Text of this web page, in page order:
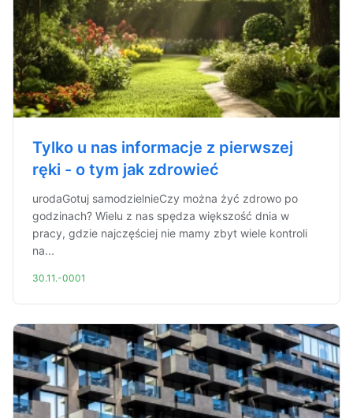
Tylko u nas informacje z pierwszej
ręki - o tym jak zdrowieć
urodaGotuj samodzielnieCzy można żyć zdrowo po
godzinach? Wielu z nas spędza większość dnia w
pracy, gdzie najczęściej nie mamy zbyt wiele kontroli
na...
30.11.-0001